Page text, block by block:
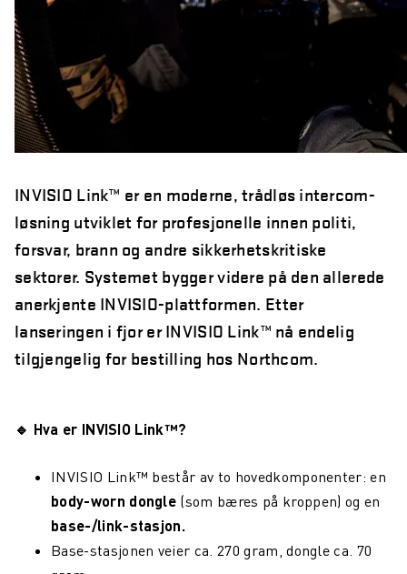
INVISIO Link™ er en moderne, trådløs intercom-
løsning utviklet for profesjonelle innen politi,
forsvar, brann og andre sikkerhetskritiske
sektorer. Systemet bygger videre på den allerede
anerkjente INVISIO-plattformen. Etter
lanseringen i fjor er INVISIO Link™ nå endelig
tilgjengelig for bestilling hos Northcom.
🔹 Hva er INVISIO Link™?
INVISIO Link™ består av to hovedkomponenter: en
body-worn dongle (som bæres på kroppen) og en
base-/link-stasjon.
Base-stasjonen veier ca. 270 gram, dongle ca. 70